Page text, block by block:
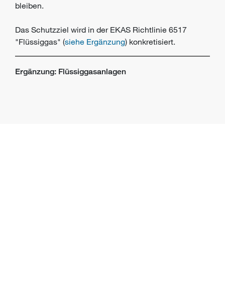
bleiben.
Das Schutzziel wird in der EKAS Richtlinie 6517
"Flüssiggas" (siehe Ergänzung) konkretisiert.
Ergänzung: Flüssiggasanlagen